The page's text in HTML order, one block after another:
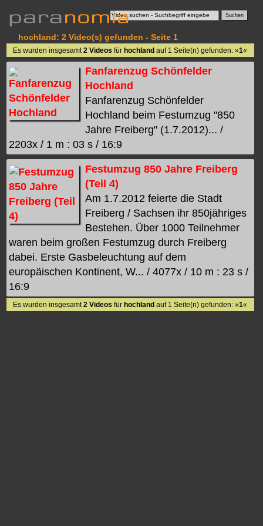
hochland: 2 Video(s) gefunden - Seite 1
Es wurden insgesamt2 Videos fürhochland auf 1 Seite(n) gefunden: »1«
Fanfarenzug Schönfelder
Hochland
Fanfarenzug Schönfelder
Hochland beim Festumzug "850
Jahre Freiberg" (1.7.2012)... /
2203x / 1 m : 03 s / 16:9
Festumzug 850 Jahre Freiberg
(Teil 4)
Am 1.7.2012 feierte die Stadt
Freiberg / Sachsen ihr 850jähriges
Bestehen. Über 1000 Teilnehmer
waren beim großen Festumzug durch Freiberg
dabei. Erste Gasbeleuchtung auf dem
europäischen Kontinent, W... / 4077x / 10 m : 23 s /
16:9
Es wurden insgesamt2 Videos für hochland auf 1 Seite(n) gefunden: »1«